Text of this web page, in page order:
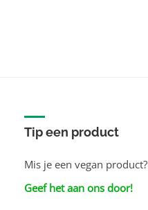
Tip een product
Mis je een vegan product?
Geef het aan ons door!